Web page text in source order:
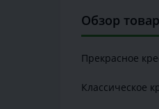
Обзор
Прекрасное
Классическое